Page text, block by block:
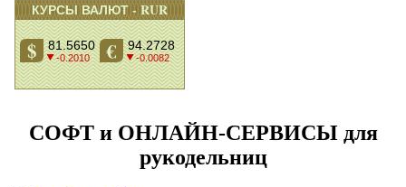
СОФТ и ОНЛАЙН-СЕРВИСЫ для
рукодельниц